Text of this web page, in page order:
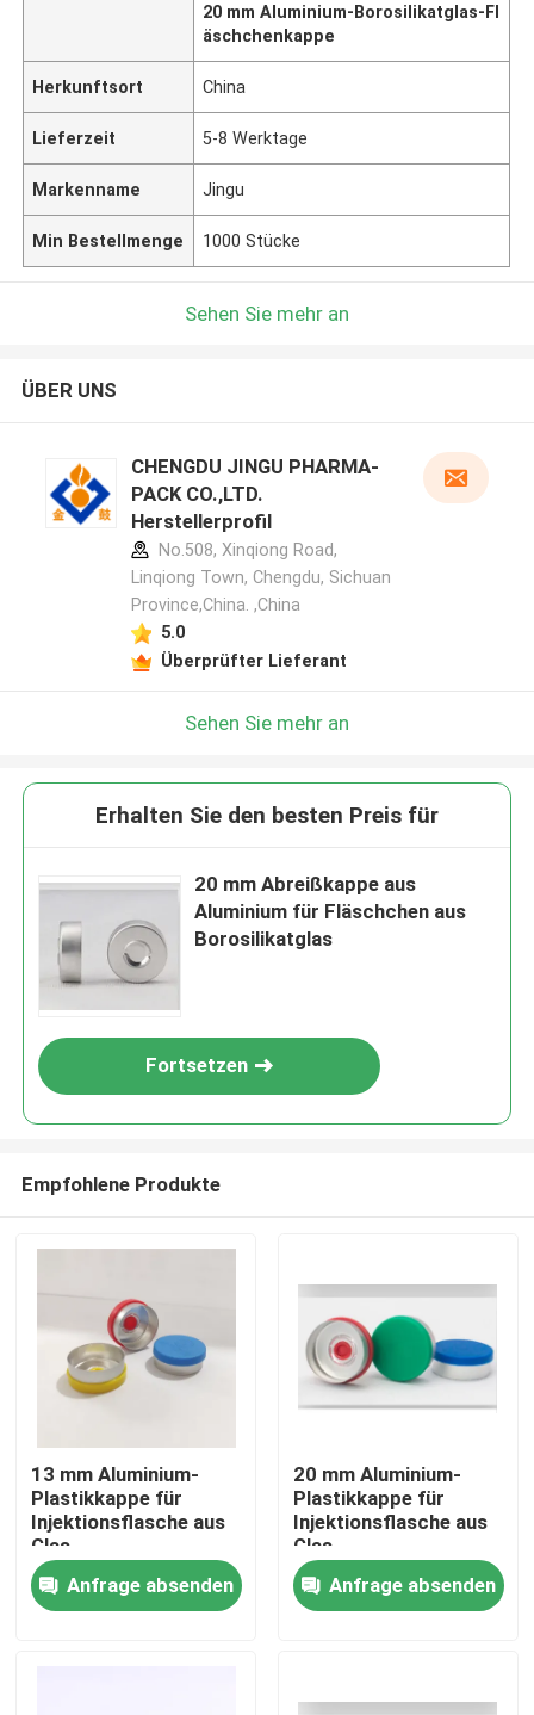
Zu Hause
20 mm Aluminium-Borosilikatglas-Fl
äschchenkappe
Herkunftsort China
Lieferzeit 5-8 Werktage
Markenname Jingu
Min Bestellmenge 1000 Stücke
Sehen Sie mehr an
ÜBER UNS
CHENGDU JINGU PHARMA-
PACK CO.,LTD.
Herstellerprofil
No.508, Xinqiong Road,
Linqiong Town, Chengdu, Sichuan
Province,China. ,China
5.0
Überprüfter Lieferant
Sehen Sie mehr an
Erhalten Sie den besten Preis für
20 mm Abreißkappe aus
Aluminium für Fläschchen aus
Borosilikatglas
Fortsetzen
Empfohlene Produkte
13 mm Aluminium-
Plastikkappe für
Injektionsflasche aus
Glas
Anfrage absenden
20 mm Aluminium-
Plastikkappe für
Injektionsflasche aus
Glas
Anfrage absenden